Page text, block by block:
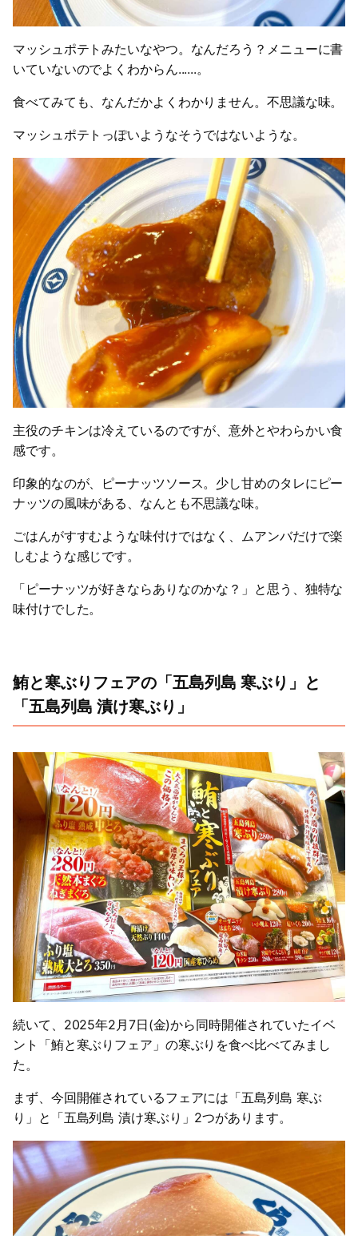
マッシュポテトみたいなやつ。なんだろう？メニューに書
いていないのでよくわからん......。
食べてみても、なんだかよくわかりません。不思議な味。
マッシュポテトっぽいようなそうではないような。
主役のチキンは冷えているのですが、意外とやわらかい食
感です。
印象的なのが、ピーナッツソース。少し甘めのタレにピー
ナッツの風味がある、なんとも不思議な味。
ごはんがすすむような味付けではなく、ムアンバだけで楽
しむような感じです。
「ピーナッツが好きならありなのかな？」と思う、独特な
味付けでした。
鮪と寒ぶりフェアの「五島列島 寒ぶり」と
「五島列島 漬け寒ぶり」
続いて、2025年2月7日(金)から同時開催されていたイベ
ント「鮪と寒ぶりフェア」の寒ぶりを食べ比べてみまし
た。
まず、今回開催されているフェアには「五島列島 寒ぶ
り」と「五島列島 漬け寒ぶり」2つがあります。